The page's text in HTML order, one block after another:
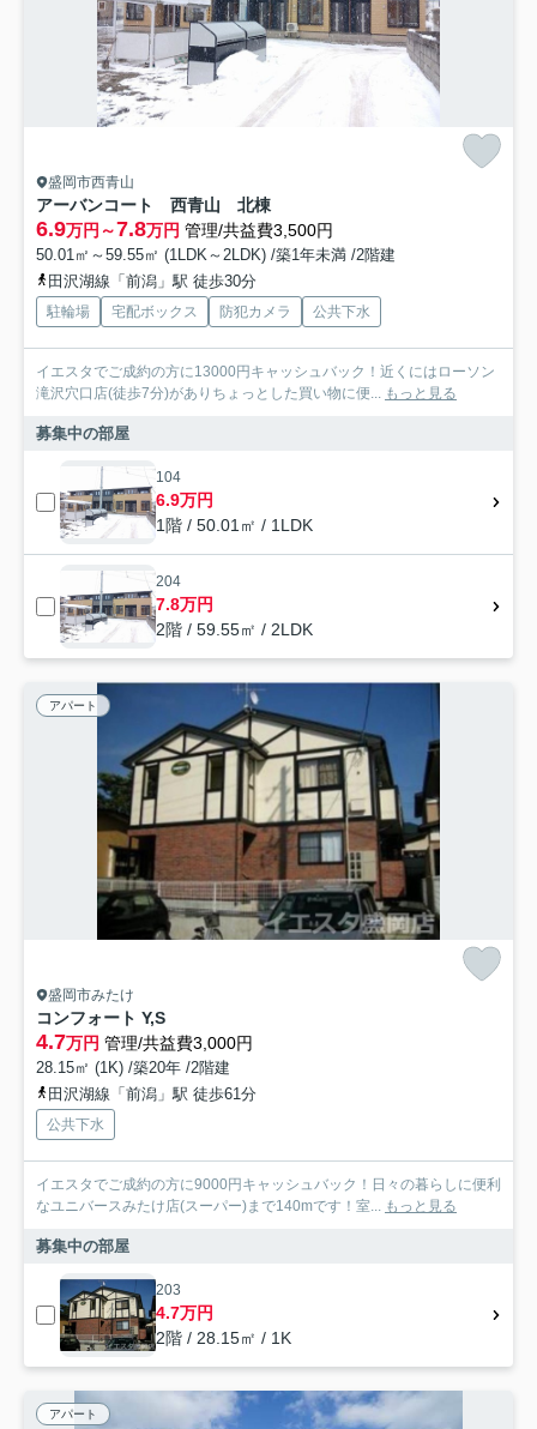
盛岡市西青山
アーバンコート 西青山 北棟
6.9万円～7.8万円 管理/共益費3,500円
50.01㎡～59.55㎡ (1LDK～2LDK) /築1年未満 /2階建
田沢湖線「前潟」駅 徒歩30分
駐輪場 宅配ボックス 防犯カメラ 公共下水
イエスタでご成約の方に13000円キャッシュバック！近くにはローソン
滝沢穴口店(徒歩7分)がありちょっとした買い物に便... もっと見る
募集中の部屋
104
6.9万円
1階 / 50.01㎡ / 1LDK
204
7.8万円
2階 / 59.55㎡ / 2LDK
アパート
盛岡市みたけ
コンフォート Y,S
4.7万円 管理/共益費3,000円
28.15㎡ (1K) /築20年 /2階建
田沢湖線「前潟」駅 徒歩61分
公共下水
イエスタでご成約の方に9000円キャッシュバック！日々の暮らしに便利
なユニバースみたけ店(スーパー)まで140mです！室... もっと見る
募集中の部屋
203
4.7万円
2階 / 28.15㎡ / 1K
アパート